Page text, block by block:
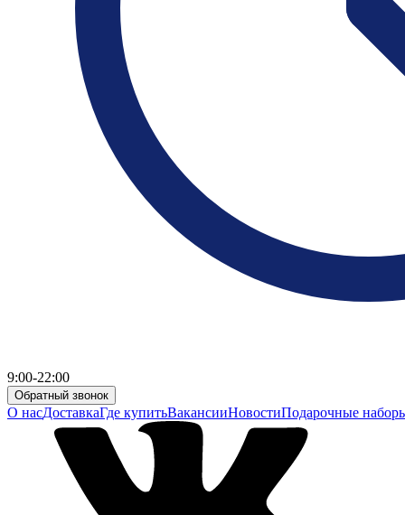
9:00-22:00
Обратный звонок
О насДоставкаГде купитьВакансииНовостиПодарочные